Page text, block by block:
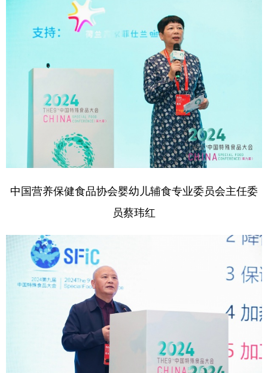
中国营养保健食品协会婴幼儿辅食专业委员会主任委
员蔡玮红